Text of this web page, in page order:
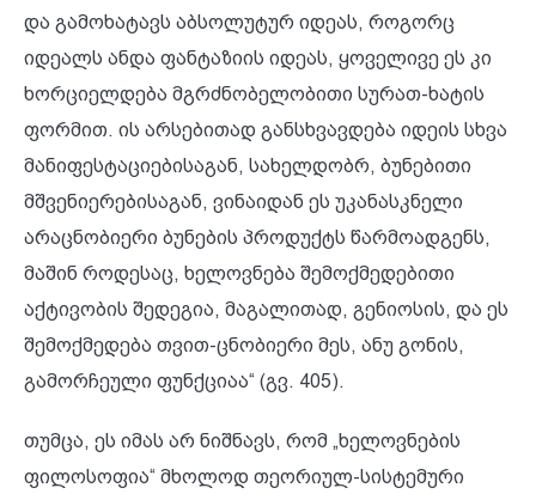
და გამოხატავს აბსოლუტურ იდეას, როგორც
იდეალს ანდა ფანტაზიის იდეას, ყოველივე ეს კი
ხორციელდება მგრძნობელობითი სურათ-ხატის
ფორმით. ის არსებითად განსხვავდება იდეის სხვა
მანიფესტაციებისაგან, სახელდობრ, ბუნებითი
მშვენიერებისაგან, ვინაიდან ეს უკანასკნელი
არაცნობიერი ბუნების პროდუქტს წარმოადგენს,
მაშინ როდესაც, ხელოვნება შემოქმედებითი
აქტივობის შედეგია, მაგალითად, გენიოსის, და ეს
შემოქმედება თვით-ცნობიერი მეს, ანუ გონის,
გამორჩეული ფუნქციაა“ (გვ. 405).
თუმცა, ეს იმას არ ნიშნავს, რომ „ხელოვნების
ფილოსოფია“ მხოლოდ თეორიულ-სისტემური